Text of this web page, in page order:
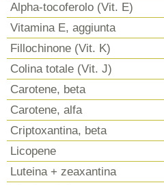
Alpha-tocoferolo (Vit. E)
Vitamina E, aggiunta
Fillochinone (Vit. K)
Colina totale (Vit. J)
Carotene, beta
Carotene, alfa
Criptoxantina, beta
Licopene
Luteina + zeaxantina